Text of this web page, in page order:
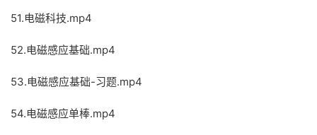
51.电磁科技.mp4
52.电磁感应基础.mp4
53.电磁感应基础-习题.mp4
54.电磁感应单棒.mp4